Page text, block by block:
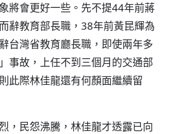
將會更好一些。先不提44年前蔣
辭教育部長職，38年前黃昆輝為
台灣省教育廳長職，即使兩年多
事故，上任不到三個月的交通部
此際林佳龍還有何顏面繼續留
，民怨沸騰，林佳龍才透露已向